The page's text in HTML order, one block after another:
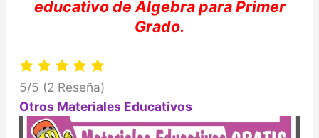
educativo de Álgebrapara Primer
Grado.
5/5 (2 Reseña)
Otros Materiales Educativos